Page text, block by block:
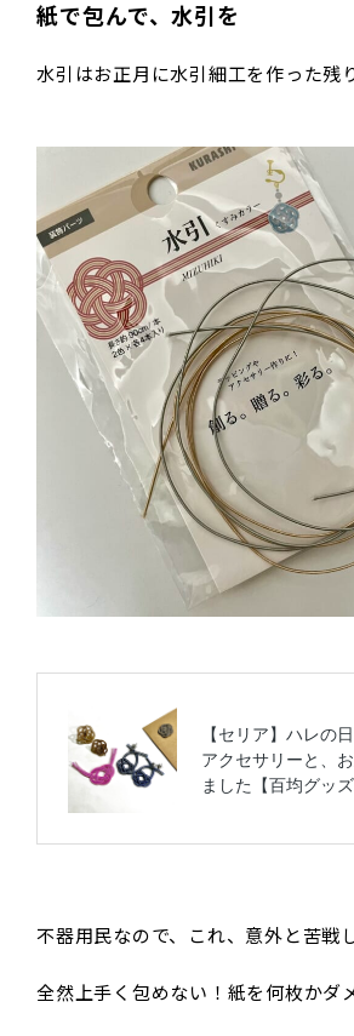
紙で包んで、水引を
水引はお正月に水引細工を作った残
不器用民なので、これ、意外と苦戦
全然上手く包めない！紙を何枚かダ